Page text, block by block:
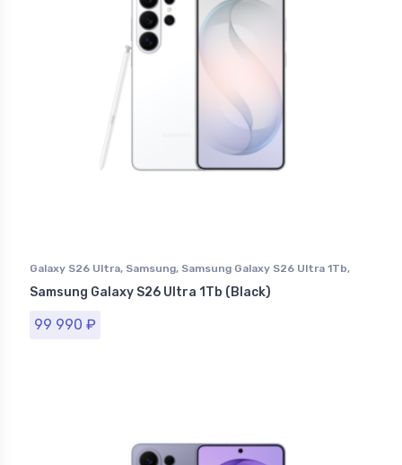
Galaxy S26 Ultra, Samsung, Samsung Galaxy S26 Ultra 1Tb,
Смартфоны Samsung в Ставрополе
Samsung Galaxy S26 Ultra 1Tb (Black)
99 990 ₽